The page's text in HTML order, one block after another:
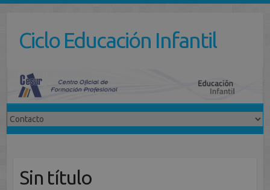
contenidoCiclo Educación Infantil
Sin título